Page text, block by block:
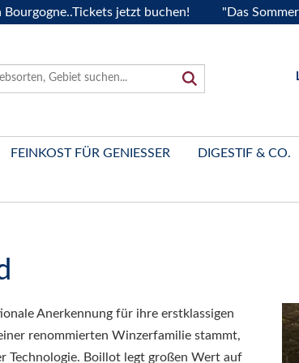
jetzt buchen! "Das
FEINKOST FÜR GENIESSER DIGESTIF & CO.
Anerkennung für ihre erstklassigen
renommierten Winzerfamilie stammt,
Technologie. Boillot legt großen Wert auf